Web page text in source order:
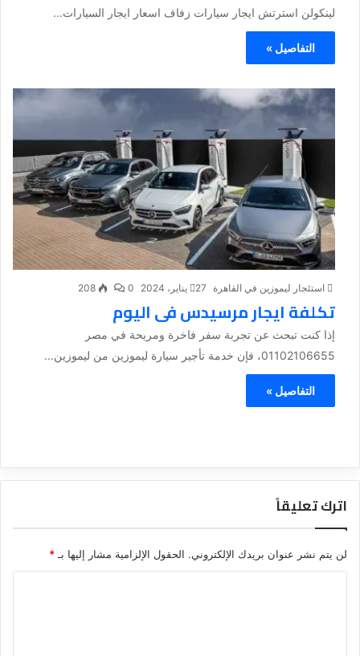
لينكولن استرتش ايجار سيارات زفاف اسعار ايجار السيارات...
التفاصيل »
استئجار ليموزين في القاهرة 27 يناير، 2024 0
208
تكلفة ايجار مرسيدس فى اليوم
إذا كنت تبحث عن تجربة سفر فاخرة ومريحة في مصر
01102106655، فإن خدمة تأجير سيارة ليموزين من ليموزين...
التفاصيل »
اترك تعليقاً
لن يتم نشر عنوان بريدك الإلكتروني. الحقول الإلزامية مشار إليها بـ*